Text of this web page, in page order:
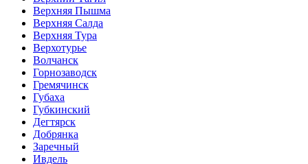
Верхняя Пышма
Верхняя Салда
Верхняя Тура
Верхотурье
Волчанск
Горнозаводск
Гремячинск
Губаха
Губкинский
Дегтярск
Добрянка
Заречный
Ивдель